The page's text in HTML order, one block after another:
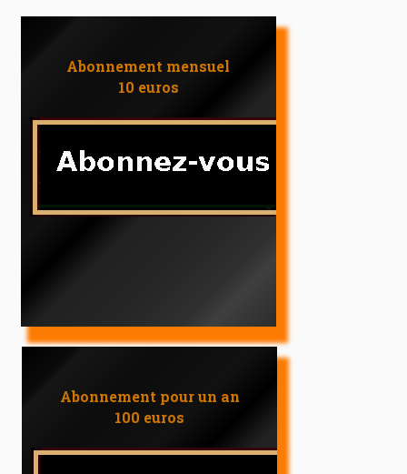
Abonnement mensuel
10 euros
Abonnement pour un an
100 euros